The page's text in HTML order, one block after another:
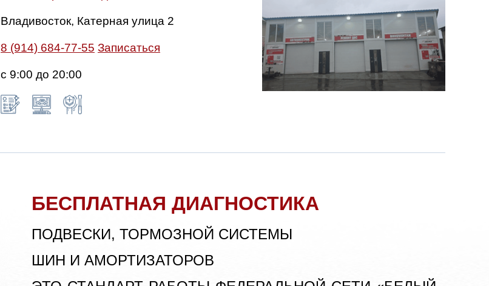
Владивосток, Катерная улица 2
8 (914) 684-77-55 Записаться
с 9:00 до 20:00
БЕСПЛАТНАЯ ДИАГНОСТИКА
ПОДВЕСКИ, ТОРМОЗНОЙ СИСТЕМЫ
ШИН И АМОРТИЗАТОРОВ